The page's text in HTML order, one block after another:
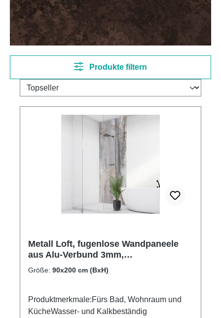
Produkte filtern
Metall Loft, fugenlose Wandpaneele
aus Alu-Verbund 3mm,
Duschrückwand
Größe: 90x200 cm (BxH)
Produktmerkmale:Fürs Bad, Wohnraum und
KücheWasser- und Kalkbeständig